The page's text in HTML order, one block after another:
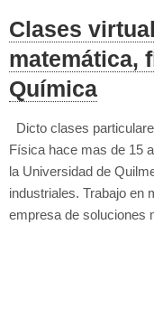
Clases
matemática,
Química
Dicto clases
Física hace mas de 15
la Universidad de
industriales. Trabajo en
empresa de soluciones
bioseguridad y diseño